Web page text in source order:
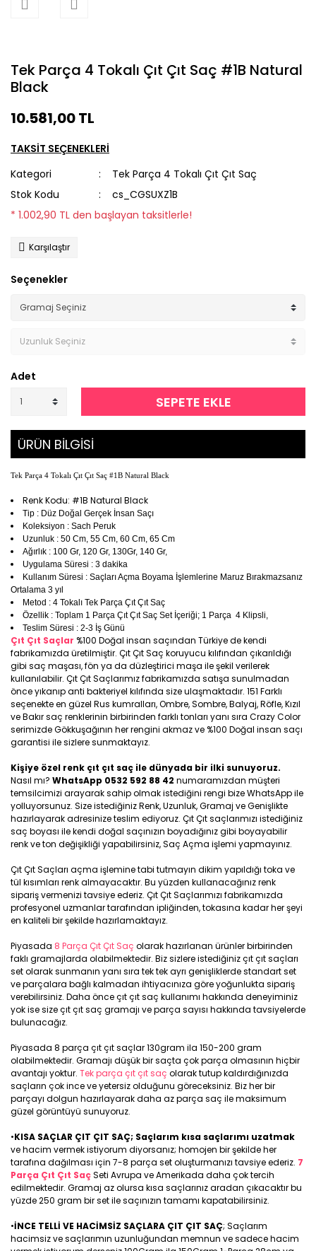
Tek Parça 4 Tokalı Çıt Çıt Saç #1B Natural
Black
10.581,00 TL
TAKSİT SEÇENEKLERİ
Kategori
Tek Parça 4 Tokalı Çıt Çıt Saç
Stok Kodu
cs_CGSUXZ1B
* 1.002,90 TL den başlayan taksitlerle!
Karşılaştır
Seçenekler
Adet
SEPETE EKLE
ÜRÜN BİLGİSİ
Tek Parça 4 Tokalı Çıt Çıt Saç #1B Natural Black
Renk Kodu: #1B Natural Black
Tip : Düz Doğal Gerçek İnsan Saçı
Koleksiyon : Sach Peruk
Uzunluk : 50 Cm, 55 Cm, 60 Cm, 65 Cm
Ağırlık : 100 Gr, 120 Gr, 130Gr, 140 Gr,
Uygulama Süresi : 3 dakika
Kullanım Süresi : Saçları Açma Boyama İşlemlerine Maruz Bırakmazsanız
Ortalama 3 yıl
Metod : 4 Tokalı Tek Parça Çıt Çıt Saç
Özellik : Toplam 1 Parça Çıt Çıt Saç Set İçeriği; 1 Parça 4 Klipsli,
Teslim Süresi : 2-3 İş Günü
Çıt Çıt Saçlar %100 Doğal insan saçından Türkiye de kendi
fabrikamızda üretilmiştir. Çıt Çıt Saç koruyucu kılıfından çıkarıldığı
gibi saç maşası, fön ya da düzleştirici maşa ile şekil verilerek
kullanılabilir. Çıt Çıt Saçlarımız fabrikamızda satışa sunulmadan
önce yıkanıp anti bakteriyel kılıfında size ulaşmaktadır. 151 Farklı
seçenekte en güzel Rus kumralları, Ombre, Sombre, Balyaj, Röfle, Kızıl
ve Bakır saç renklerinin birbirinden farklı tonları yanı sıra Crazy Color
serimizde Gökkuşağının her rengini akmaz ve %100 Doğal insan saçı
garantisi ile sizlere sunmaktayız.
Kişiye özel renk çıt çıt saç ile dünyada bir ilki sunuyoruz.
Nasıl mı? WhatsApp 0532 592 88 42 numaramızdan müşteri
temsilcimizi arayarak sahip olmak istediğini rengi bize WhatsApp ile
yolluyorsunuz. Size istediğiniz Renk, Uzunluk, Gramaj ve Genişlikte
hazırlayarak adresinize teslim ediyoruz. Çıt Çıt saçlarımızı istediğiniz
saç boyası ile kendi doğal saçınızın boyadığınız gibi boyayabilir
renk ve ton değişikliği yapabilirsiniz, Saç Açma işlemi yapmayınız.
Çıt Çıt Saçları açma işlemine tabi tutmayın dikim yapıldığı toka ve
tül kısımları renk almayacaktır. Bu yüzden kullanacağınız renk
sipariş vermenizi tavsiye ederiz. Çıt Çıt Saçlarımızı fabrikamızda
profesyonel uzmanlar tarafından ipliğinden, tokasına kadar her şeyi
en kaliteli bir şekilde hazırlamaktayız.
Piyasada 8 Parça Çıt Çıt Saç olarak hazırlanan ürünler birbirinden
faklı gramajlarda olabilmektedir. Biz sizlere istediğiniz çıt çıt saçları
set olarak sunmanın yanı sıra tek tek ayrı genişliklerde standart set
ve parçalara bağlı kalmadan ihtiyacınıza göre yoğunlukta sipariş
verebilirsiniz. Daha önce çıt çıt saç kullanımı hakkında deneyiminiz
yok ise size çıt çıt saç gramajı ve parça sayısı hakkında tavsiyelerde
bulunacağız.
Piyasada 8 parça çıt çıt saçlar 130gram ila 150-200 gram
olabilmektedir. Gramajı düşük bir saçta çok parça olmasının hiçbir
avantajı yoktur. Tek parça çıt çıt saç olarak tutup kaldırdığınızda
saçların çok ince ve yetersiz olduğunu göreceksiniz. Biz her bir
parçayı dolgun hazırlayarak daha az parça saç ile maksimum
güzel görüntüyü sunuyoruz.
•KISA SAÇLAR ÇIT ÇIT SAÇ; Saçlarım kısa saçlarımı uzatmak
ve hacim vermek istiyorum diyorsanız; homojen bir şekilde her
tarafına dağılması için 7-8 parça set oluşturmanızı tavsiye ederiz. 7
Parça Çıt Çıt SaçSeti Avrupa ve Amerikada daha çok tercih
edilmektedir. Gramaj az olursa kısa saçlarınız aradan çıkacaktır bu
yüzde 250 gram bir set ile saçınızın tamamı kapatabilirsiniz.
•İNCE TELLİ VE HACİMSİZ SAÇLARA ÇIT ÇIT SAÇ; Saçlarım
hacimsiz ve saçlarımın uzunluğundan memnun ve sadece hacim